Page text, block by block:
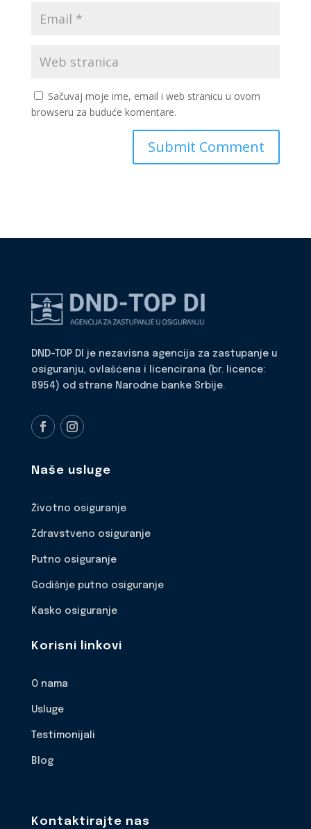
Sačuvaj moje ime, email i web stranicu u ovom
browseru za buduće komentare.
DND-TOP DI je nezavisna agencija za zastupanje u
osiguranju, ovlašćena i licencirana (br. licence:
8954) od strane Narodne banke Srbije.
Naše usluge
Životno osiguranje
Zdravstveno osiguranje
Putno osiguranje
Godišnje putno osiguranje
Kasko osiguranje
Korisni linkovi
O nama
Usluge
Testimonijali
Blog
Kontaktirajte nas